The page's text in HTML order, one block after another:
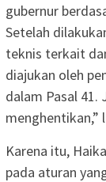
gubernur
Setelah
teknis terkait
diajukan oleh
dalam Pasal 41.
menghentikan,”
Karena itu,
pada aturan